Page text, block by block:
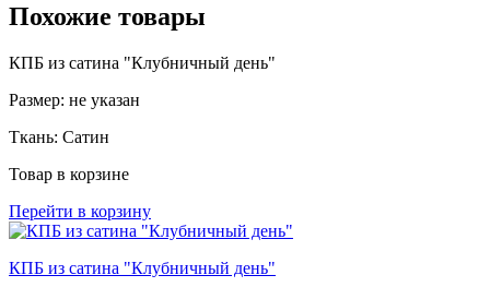
Похожие товары
КПБ из сатина "Клубничный день"
Размер: не указан
Ткань: Сатин
Товар в корзине
Перейти в корзину
КПБ из сатина "Клубничный день"